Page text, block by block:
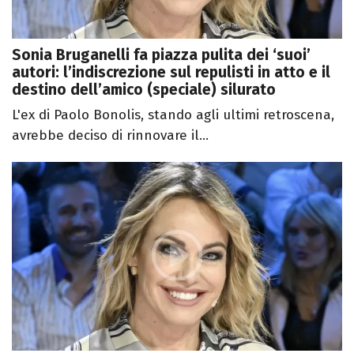
Sonia Bruganelli fa piazza pulita dei ‘suoi’
autori: l’indiscrezione sul repulisti in atto e il
destino dell’amico (speciale) silurato
L'ex di Paolo Bonolis, stando agli ultimi retroscena,
avrebbe deciso di rinnovare il...